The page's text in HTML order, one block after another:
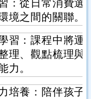
：從日常消費選
境之間的關聯。
習：課程中將運
理、觀點梳理與
力。
培養：陪伴孩子